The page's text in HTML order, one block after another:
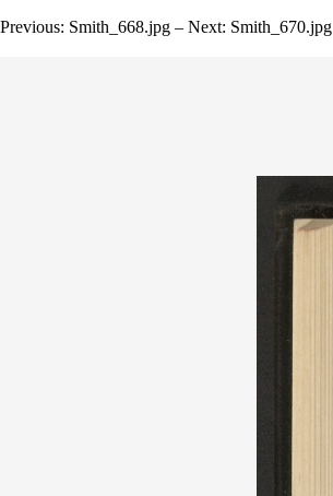
Previous: Smith_668.jpg – Next: Smith_670.jpg